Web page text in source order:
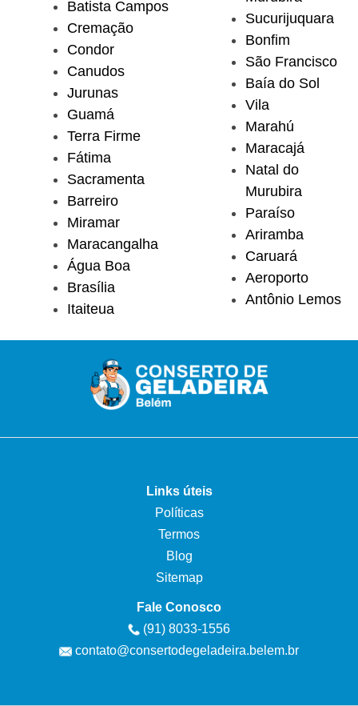
Batista Campos
Cremação
Condor
Canudos
Jurunas
Guamá
Terra Firme
Fátima
Sacramenta
Barreiro
Miramar
Maracangalha
Água Boa
Brasília
Itaiteua
Sucurijuquara
Bonfim
São Francisco
Baía do Sol
Vila
Marahú
Maracajá
Natal do
Murubira
Paraíso
Ariramba
Caruará
Aeroporto
Antônio Lemos
Links úteis
Políticas
Termos
Blog
Sitemap
Fale Conosco
(91) 8033-1556
contato@consertodegeladeira.belem.br